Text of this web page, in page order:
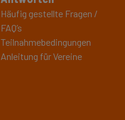
Häufig gestellte Fragen /
FAQ’s
Teilnahmebedingungen
Anleitung für Vereine